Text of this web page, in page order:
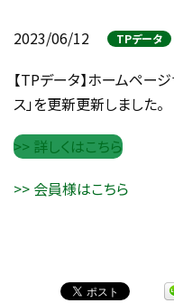
2023/06/12 TPデータ
【TPデータ】ホームペー
ス」を更新更新しました。
>> 詳しくはこちら
>> 会員様はこちら